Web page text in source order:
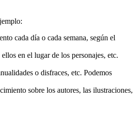
cada día o cada semana, según el
en el lugar de los personajes, etc.
o disfraces, etc. Podemos
sobre los autores, las ilustraciones,